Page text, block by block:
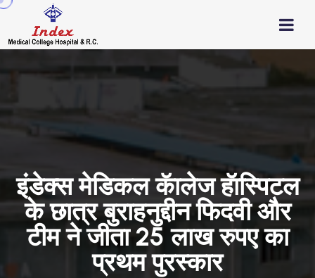
इंडेक्स मेडिकल कॅालेज हॅास्पिटल
के छात्र बुराहनुद्दीन फिदवी और
टीम ने जीता 25 लाख रुपए का
प्रथम पुरस्कार